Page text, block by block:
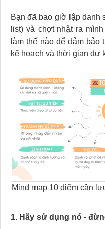
Bạn đã bao giờ lập danh
list) và chợt nhật ra
làm thế nào để đảm bảo
kế hoạch và thời gian dự
Mind map 10 điểm cần
1. Hãy sử dụng nó -